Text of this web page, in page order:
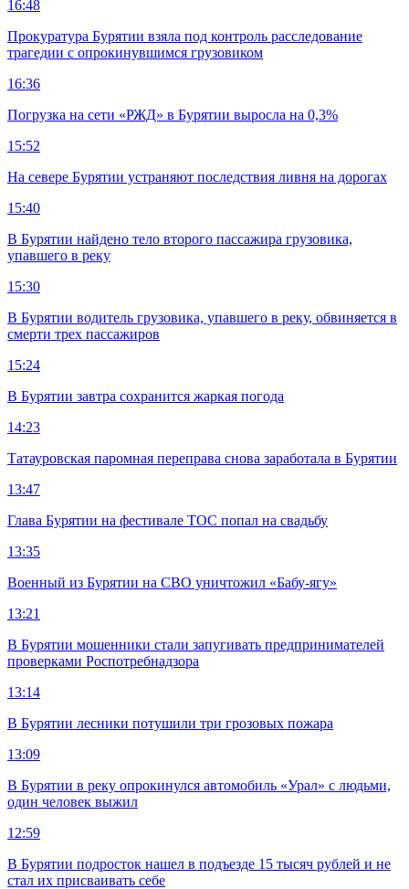
16:48
Прокуратура Бурятии взяла под контроль расследование
трагедии с опрокинувшимся грузовиком
16:36
Погрузка на сети «РЖД» в Бурятии выросла на 0,3%
15:52
На севере Бурятии устраняют последствия ливня на дорогах
15:40
В Бурятии найдено тело второго пассажира грузовика,
упавшего в реку
15:30
В Бурятии водитель грузовика, упавшего в реку, обвиняется в
смерти трех пассажиров
15:24
В Бурятии завтра сохранится жаркая погода
14:23
Татауровская паромная переправа снова заработала в Бурятии
13:47
Глава Бурятии на фестивале ТОС попал на свадьбу
13:35
Военный из Бурятии на СВО уничтожил «Бабу-ягу»
13:21
В Бурятии мошенники стали запугивать предпринимателей
проверками Роспотребнадзора
13:14
В Бурятии лесники потушили три грозовых пожара
13:09
В Бурятии в реку опрокинулся автомобиль «Урал» с людьми,
один человек выжил
12:59
В Бурятии подросток нашел в подъезде 15 тысяч рублей и не
стал их присваивать себе